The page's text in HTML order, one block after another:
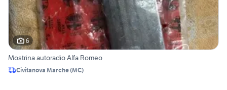
6
Mostrina autoradio Alfa Romeo
Civitanova Marche(MC)